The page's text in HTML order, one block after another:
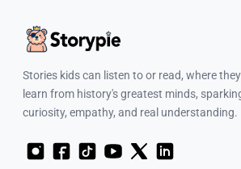
Stories kids can listen to or read, where they
learn from history's greatest minds,
curiosity, empathy, and real understanding.